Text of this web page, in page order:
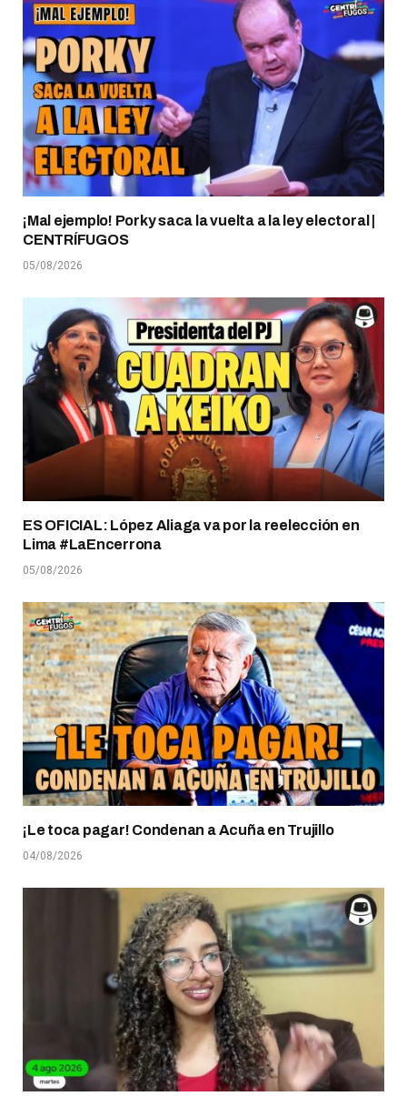
¡Mal ejemplo! Porky saca la vuelta a la ley electoral |
CENTRÍFUGOS
05/08/2026
ES OFICIAL: López Aliaga va por la reelección en
Lima #LaEncerrona
05/08/2026
¡Le toca pagar! Condenan a Acuña en Trujillo
04/08/2026